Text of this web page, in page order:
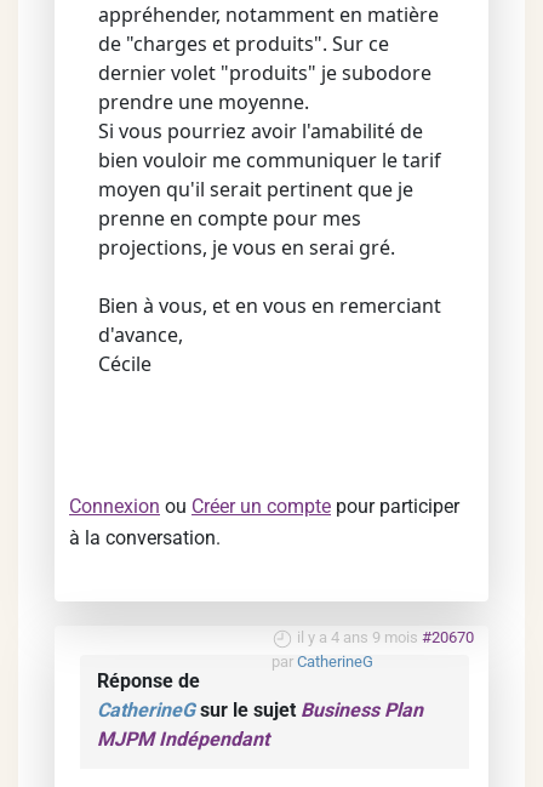
appréhender, notamment en matière
de "charges et produits". Sur ce
dernier volet "produits" je subodore
prendre une moyenne.
Si vous pourriez avoir l'amabilité de
bien vouloir me communiquer le tarif
moyen qu'il serait pertinent que je
prenne en compte pour mes
projections, je vous en serai gré.
Bien à vous, et en vous en remerciant
d'avance,
Cécile
Connexion ou Créer un compte pour participer
à la conversation.
il y a 4 ans 9 mois #20670
par CatherineG
Réponse de
CatherineGsur le sujet Business Plan
MJPM Indépendant